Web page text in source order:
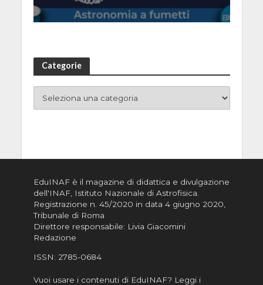
Categorie
EduINAF è il magazine di didattica e divulgazione
dell'INAF, Istituto Nazionale di Astrofisica.
Registrazione n. 45/2020 in data 4 giugno 2020,
Tribunale di Roma
Direttore responsabile: Livia Giacomini
Redazione
ISSN: 2785-0684
Vuoi usare i contenuti di EduINAF? Leggi i